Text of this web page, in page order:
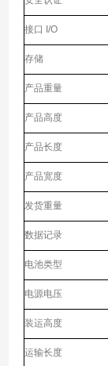
接口 I/O
存储
产品重量
产品高度
产品长度
产品宽度
发货重量
数据记录
电池类型
电源电压
装运高度
运输长度